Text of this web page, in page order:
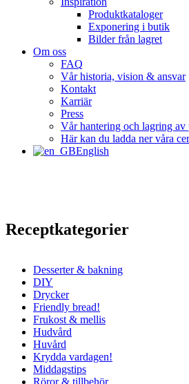
Produktkataloger
Exponering i butik
Bilder från lagret
Om oss
FAQ
Vår historia, vision & ansvar
Kontakt
Karriär
Press
Vår hantering och lagring av
Här kan du ladda ner våra
English
Receptkategorier
Desserter & bakning
DIY
Drycker
Friendly bread!
Frukost & mellis
Hudvård
Huvård
Krydda vardagen!
Middagstips
Röror & tillbehör